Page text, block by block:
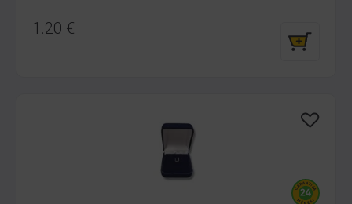
1.20 €